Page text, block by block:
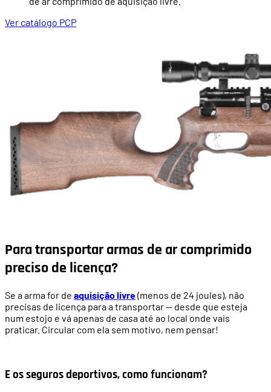
Ver catálogo PCP
Para transportar armas de ar comprimido
preciso de licença?
Se a arma for de aquisição livre(menos de 24 joules), não
precisas de licença para a transportar — desde que esteja
num estojo e vá apenas de casa até ao local onde vais
praticar. Circular com ela sem motivo, nem pensar!
E os seguros deportivos, como funcionam?